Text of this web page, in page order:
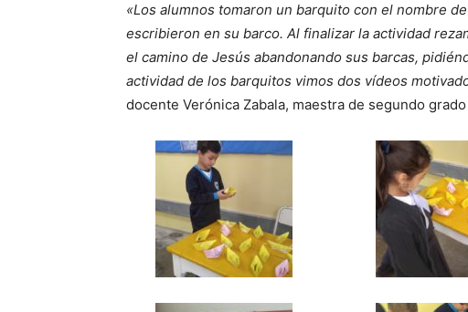
«Los alumnos tomaron un barquito con el nombre
escribieron en su barco. Al finalizar la actividad
el camino de Jesús abandonando sus barcas,
actividad de los barquitos vimos dos vídeos
docente Verónica Zabala, maestra de segundo